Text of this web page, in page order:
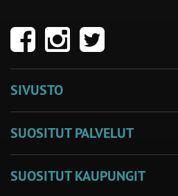
SIVUSTO
SUOSITUT PALVELUT
SUOSITUT KAUPUNGIT